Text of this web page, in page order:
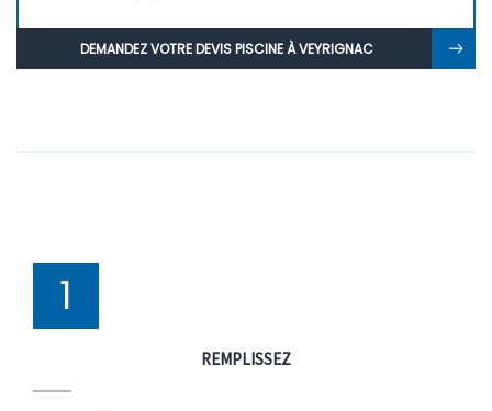
DEMANDEZ VOTRE DEVIS PISCINE À VEYRIGNAC
1
REMPLISSEZ